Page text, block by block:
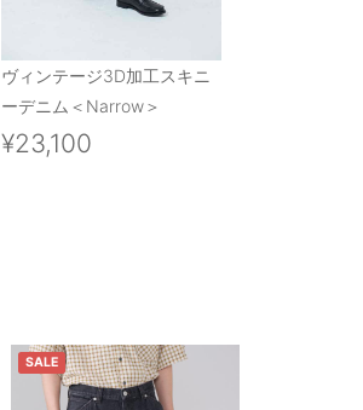
ヴィンテージ3D加工スキニ
ーデニム＜Narrow＞
¥23,100
SALE